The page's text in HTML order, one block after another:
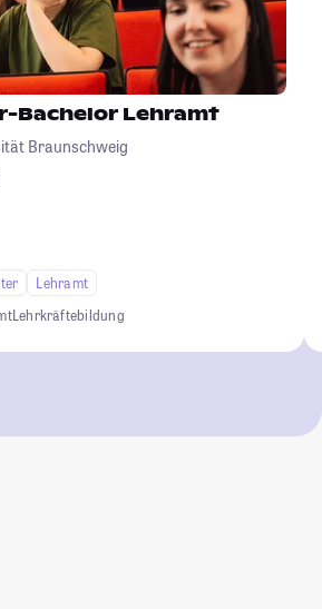
Bachelor Lehramt
Braunschweig
Lehramt
Lehrkräftebildung